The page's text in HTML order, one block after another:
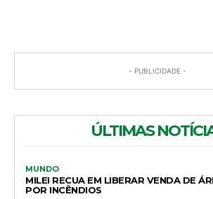
- PUBLICIDADE -
ÚLTIMAS
MUNDO
MILEI RECUA EM LIBERAR VENDA DE
POR INCÊNDIOS